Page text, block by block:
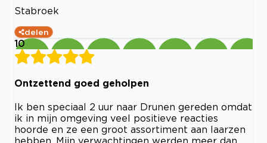
Stabroek
delen
10
Ontzettend goed geholpen
Ik ben speciaal 2 uur naar Drunen gereden omdat
ik in mijn omgeving veel positieve reacties
hoorde en ze een groot assortiment aan laarzen
hebben. Mijn verwachtingen werden meer dan